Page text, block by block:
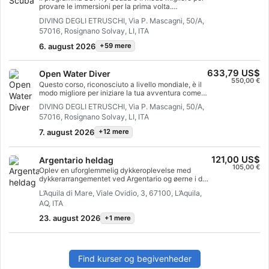
provare le immersioni per la prima volta.
confinate e in mare. Udstyret leveres udelukkende
af os.
DIVING DEGLI ETRUSCHI, Via P. Mascagni, 50/A,
57016, Rosignano Solvay, LI, ITA
6. august 2026 +59 mere
Open Water Diver
Questo corso, riconosciuto a livello mondiale, è il
modo migliore per iniziare la tua avventura come
kombineres med praktiske sessioner i vand for at
sikre, at du har de færdigheder og den erfaring, der
er nødvendig for virkelig at kunne begå dig i vand.
Otterrai così la certificazione SSI Open Water
DIVING DEGLI ETRUSCHI, Via P. Mascagni, 50/A,
57016, Rosignano Solvay, LI, ITA
7. august 2026 +12 mere
633,79 US$
550,00 €
Argentario heldag
Oplev en uforglemmelig dykkeroplevelse med
dykkerarrangementet ved Argentario og øerne i det
tager vi af sted med båd til en dag dedikeret til at
udforske den karakteristiske havbund ved Monte
Argentario, Isola del Giglio og Isola di Giannutri,
områder, der er inkluderet i den beskyttede
rige på gorgonier, svampe og kolonier af røde
koraller, fascinerende vrag som Anna Bianca og
L’Aquila di Mare, Viale Ovidio, 3, 67100, L’Aquila,
AQ, ITA
23. august 2026 +1 mere
121,00 US$
105,00 €
Find kurser og begivenheder